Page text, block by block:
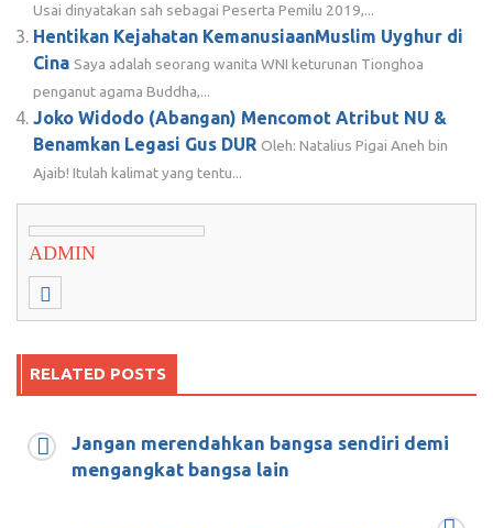
Usai dinyatakan sah sebagai Peserta Pemilu 2019,...
Hentikan Kejahatan KemanusiaanMuslim Uyghur di
Cina Saya adalah seorang wanita WNI keturunan Tionghoa
penganut agama Buddha,...
Joko Widodo (Abangan) Mencomot Atribut NU &
Benamkan Legasi Gus DUR Oleh: Natalius Pigai Aneh bin
Ajaib! Itulah kalimat yang tentu...
ADMIN
RELATED POSTS
DRAMA PERSEKUSI DAN KISAH NAHAS
Jangan merendahkan bangsa sendiri demi
mengangkat bangsa lain